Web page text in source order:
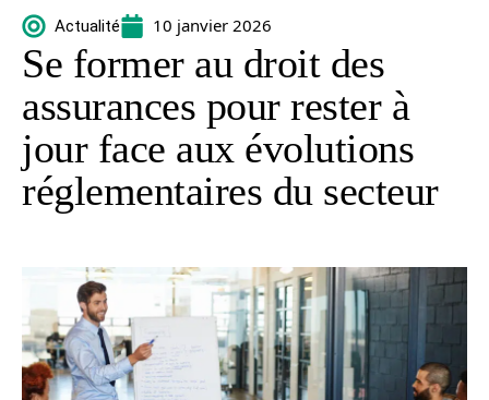
Actualité 10 janvier 2026
Se former au droit des
assurances pour rester à
jour face aux évolutions
réglementaires du secteur